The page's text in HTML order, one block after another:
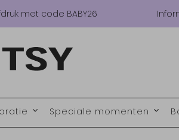
met code BABY26
Speciale momenten